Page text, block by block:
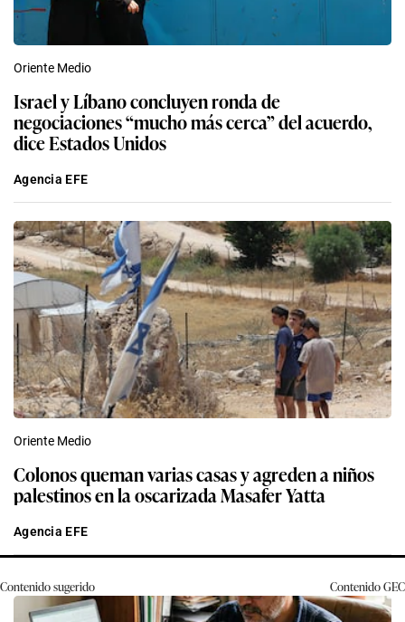
Oriente Medio
Israel y Líbano concluyen ronda de
negociaciones “mucho más cerca” del acuerdo,
dice Estados Unidos
Agencia EFE
Oriente Medio
Colonos queman varias casas y agreden a niños
palestinos en la oscarizada Masafer Yatta
Agencia EFE
Contenido sugerido ContenidoGEC